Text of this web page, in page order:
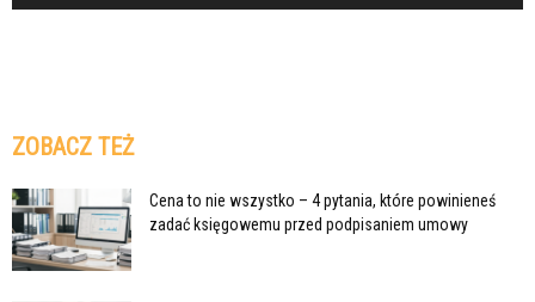
ZOBACZ TEŻ
Cena to nie wszystko – 4 pytania, które powinieneś
zadać księgowemu przed podpisaniem umowy